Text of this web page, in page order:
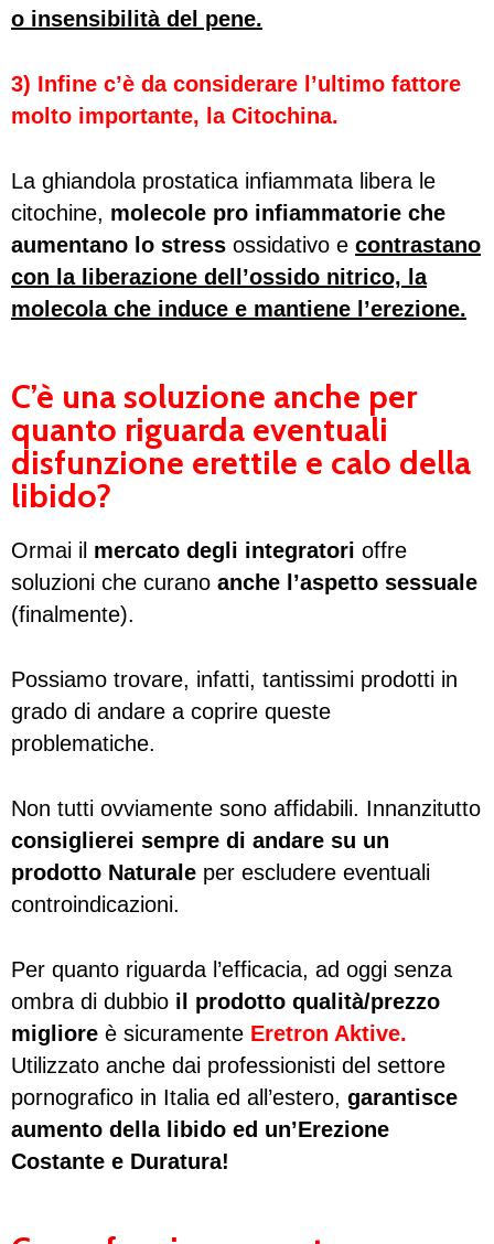
o insensibilità del pene.
3) Infine c’è da considerare l’ultimo fattore
molto importante, la Citochina.
La ghiandola prostatica infiammata libera le
citochine, molecole pro infiammatorie che
aumentano lo stress ossidativo e contrastano
con la liberazione dell’ossido nitrico, la
molecola che induce e mantiene l’erezione.
C’è una soluzione anche per
quanto riguarda eventuali
disfunzione erettile e calo della
libido?
Ormai il mercato degli integratori offre
soluzioni che curano anche l’aspetto sessuale
(finalmente).
Possiamo trovare, infatti, tantissimi prodotti in
grado di andare a coprire queste
problematiche.
Non tutti ovviamente sono affidabili. Innanzitutto
consiglierei sempre di andare su un
prodotto Naturale per escludere eventuali
controindicazioni.
Per quanto riguarda l’efficacia, ad oggi senza
ombra di dubbio il prodotto qualità/prezzo
migliore è sicuramente Eretron Aktive.
Utilizzato anche dai professionisti del settore
pornografico in Italia ed all’estero, garantisce
aumento della libido ed un’Erezione
Costante e Duratura!